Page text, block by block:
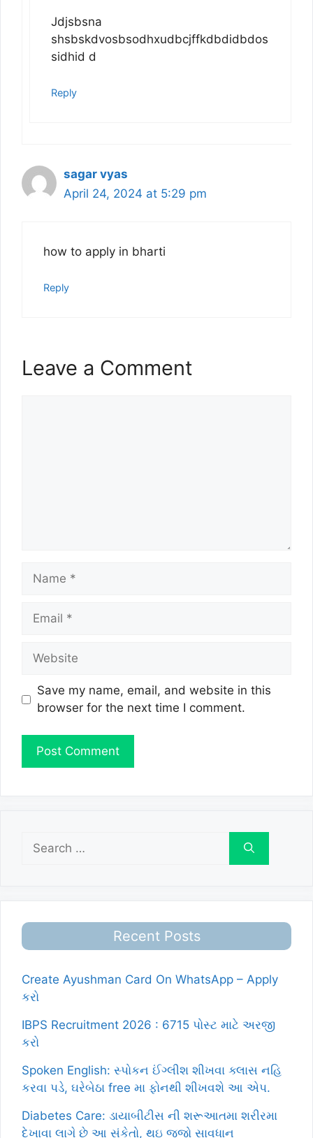
Jdjsbsna
shsbskdvosbsodhxudbcjffkdbdidbdos
sidhid d
Reply
sagar vyas
April 24, 2024 at 5:29 pm
how to apply in bharti
Reply
Leave a Comment
Name
Email
Website
Save my name, email, and website in this
browser for the next time I comment.
for:
Recent Posts
Create Ayushman Card On WhatsApp – Apply
કરો
IBPS Recruitment 2026 : 6715 પોસ્ટ માટે અરજી
કરો
Spoken English: સ્પોકન ઈંગ્લીશ શીખવા ક્લાસ નહિ
કરવા પડે, ઘરેબેઠા free મા ફોનથી શીખવશે આ એપ.
Diabetes Care: ડાયાબીટીસ ની શરૂઆતમા શરીરમા
દેખાવા લાગે છે આ સંકેતો, થઇ જજો સાવધાન